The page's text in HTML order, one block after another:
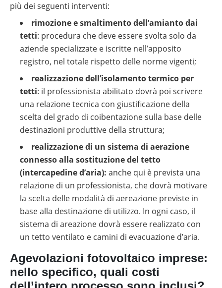
più dei seguenti interventi:
rimozione e smaltimento dell’amianto dai
tetti: procedura che deve essere svolta solo da
aziende specializzate e iscritte nell’apposito
registro, nel totale rispetto delle norme vigenti;
realizzazione dell’isolamento termico per
tetti: il professionista abilitato dovrà poi scrivere
una relazione tecnica con giustificazione della
scelta del grado di coibentazione sulla base delle
destinazioni produttive della struttura;
realizzazione di un sistema di aerazione
connesso alla sostituzione del tetto
(intercapedine d’aria): anche qui è prevista una
relazione di un professionista, che dovrà motivare
la scelta delle modalità di aereazione previste in
base alla destinazione di utilizzo. In ogni caso, il
sistema di areazione dovrà essere realizzato con
un tetto ventilato e camini di evacuazione d’aria.
Agevolazioni fotovoltaico imprese:
nello specifico, quali costi